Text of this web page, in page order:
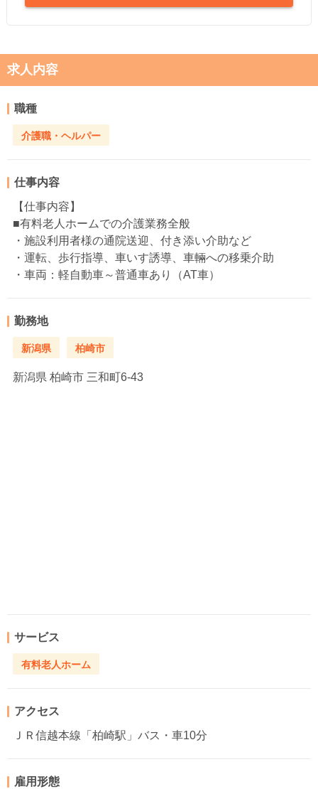
求人内容
職種
介護職・ヘルパー
仕事内容
【仕事内容】
■有料老人ホームでの介護業務全般
・施設利用者様の通院送迎、付き添い介助など
・運転、歩行指導、車いす誘導、車輛への移乗介助
・車両：軽自動車～普通車あり（AT車）
勤務地
新潟県 柏崎市
新潟県 柏崎市 三和町6-43
サービス
有料老人ホーム
アクセス
ＪＲ信越本線「柏崎駅」バス・車10分
雇用形態